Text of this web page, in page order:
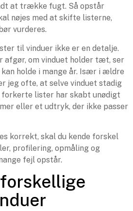
at trække fugt. Så opstår
nøjes med at skifte listerne,
vurderes.
til vinduer ikke er en detalje.
afgør, om vinduet holder tæt, ser
holde i mange år. Især i ældre
jeg ofte, at selve vinduet stadig
forkerte lister har skabt unødigt
eller et udtryk, der ikke passer
korrekt, skal du kende forskel
profilering, opmåling og
fejl opstår.